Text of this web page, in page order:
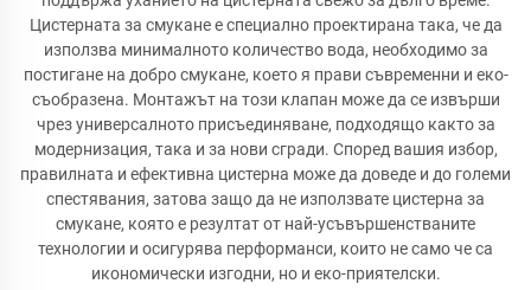
Цистерната за смукане е специално проектирана така, че да
използва минималното количество вода, необходимо за
постигане на добро смукане, което я прави съвременни и еко-
съобразена. Монтажът на този клапан може да се извърши
чрез универсалното присъединяване, подходящо както за
модернизация, така и за нови сгради. Според вашия избор,
правилната и ефективна цистерна може да доведе и до големи
спестявания, затова защо да не използвате цистерна за
смукане, която е резултат от най-усъвършенстваните
технологии и осигурява перформанси, които не само че са
икономически изгодни, но и еко-приятелски.